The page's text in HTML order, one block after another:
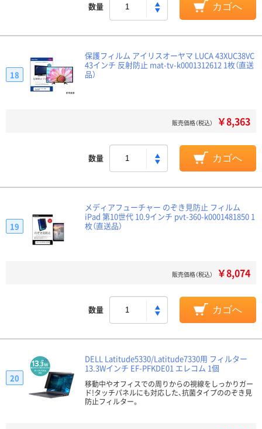
数量 カゴへ
保護フィルム アイリスオーヤマ LUCA 43XUC38VC
43インチ 反射防止 mat-tv-k0001312612 1枚（直送
品）
18
販売価格（税込） ￥8,363
数量 カゴへ
メディアフューチャー のぞき見防止 フィルム
iPad 第10世代 10.9インチ pvt-360-k0001481850 1
枚（直送品）
19
販売価格（税込） ￥8,074
数量 カゴへ
DELL Latitude5330/Latitude7330用 フィルター
13.3Wインチ EF-PFKDE01 エレコム 1個
移動中やオフィスでの周りからの視線をしっかりガー
ド!タッチパネルにも対応した、抗菌タイプののぞき見
防止フィルター。
20